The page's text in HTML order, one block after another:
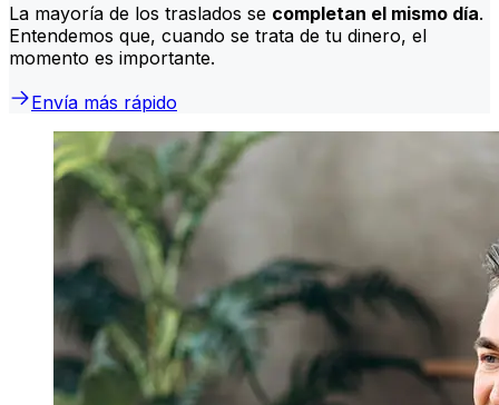
La mayoría de los traslados se completan el mismo día.
Entendemos que, cuando se trata de tu dinero, el
momento es importante.
Envía más rápido